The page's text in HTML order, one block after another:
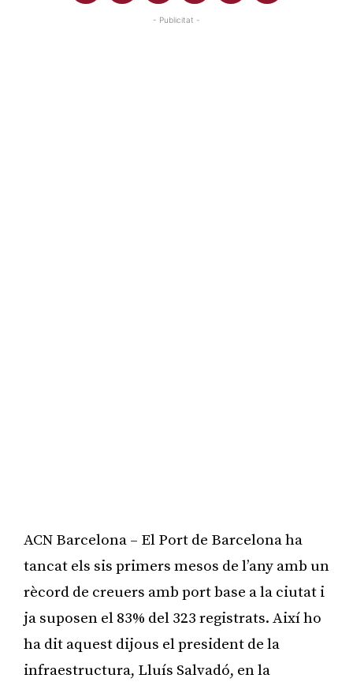
- Publicitat -
ACN Barcelona – El Port de Barcelona ha
tancat els sis primers mesos de l’any amb un
rècord de creuers amb port base a la ciutat i
ja suposen el 83% del 323 registrats. Així ho
ha dit aquest dijous el president de la
infraestructura, Lluís Salvadó, en la